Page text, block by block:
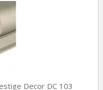
Decor DC 103